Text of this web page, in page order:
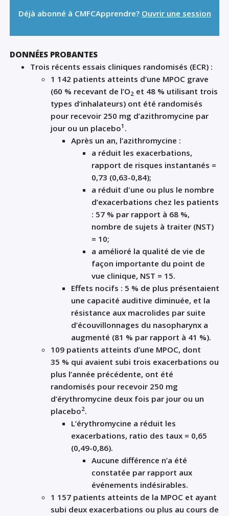
Déjà abonné à CMFCApprendre? Ouvrir une session
DONNÉES PROBANTES
Trois récents essais cliniques randomisés (ECR) :
1 142 patients atteints d’une MPOC grave
(60 % recevant de l’O2 et 48 % utilisant trois
types d’inhalateurs) ont été randomisés
pour recevoir 250 mg d’azithromycine par
jour ou un placebo1 .
Après un an, l’azithromycine :
a réduit les exacerbations,
rapport de risques instantanés =
0,73 (0,63-0,84);
a réduit d'une ou plus le nombre
d’exacerbations chez les patients
: 57 % par rapport à 68 %,
nombre de sujets à traiter (NST)
= 10;
a amélioré la qualité de vie de
façon importante du point de
vue clinique, NST = 15.
Effets nocifs : 5 % de plus présentaient
une capacité auditive diminuée, et la
résistance aux macrolides par suite
d’écouvillonnages du nasopharynx a
augmenté (81 % par rapport à 41 %).
109 patients atteints d’une MPOC, dont
35 % qui avaient subi trois exacerbations ou
plus l’année précédente, ont été
randomisés pour recevoir 250 mg
d’érythromycine deux fois par jour ou un
placebo2.
L’érythromycine a réduit les
exacerbations, ratio des taux = 0,65
(0,49-0,86).
Aucune différence n’a été
constatée par rapport aux
événements indésirables.
1 157 patients atteints de la MPOC et ayant
subi deux exacerbations ou plus au cours de